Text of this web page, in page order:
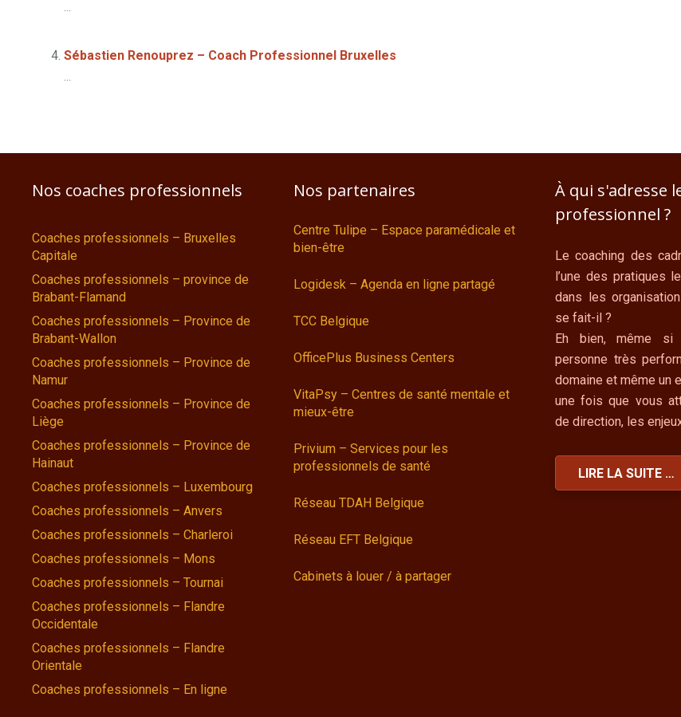
...
Sébastien Renouprez – Coach Professionnel Bruxelles
...
Nos coaches professionnels
Coaches professionnels – Bruxelles
Capitale
Coaches professionnels – province de
Brabant-Flamand
Coaches professionnels – Province de
Brabant-Wallon
Coaches professionnels – Province de
Namur
Coaches professionnels – Province de
Liège
Coaches professionnels – Province de
Hainaut
Coaches professionnels – Luxembourg
Coaches professionnels – Anvers
Coaches professionnels – Charleroi
Coaches professionnels – Mons
Coaches professionnels – Tournai
Coaches professionnels – Flandre
Occidentale
Coaches professionnels – Flandre
Orientale
Coaches professionnels – En ligne
Nos partenaires
Centre Tulipe – Espace paramédicale et
bien-être
Logidesk – Agenda en ligne partagé
TCC Belgique
OfficePlus Business Centers
VitaPsy – Centres de santé mentale et
mieux-être
Privium – Services pour les
professionnels de santé
Réseau TDAH Belgique
Réseau EFT Belgique
Cabinets à louer / à partager
À qui s'adresse
professionnel ?
Le coaching des
l’une des pratiques
dans les
se fait-il ?
Eh bien, même si
personne très
domaine et même un
une fois que vous
de direction, les
LIRE LA SUITE …